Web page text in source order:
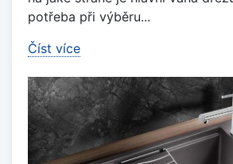
potřeba při výběru...
Číst více